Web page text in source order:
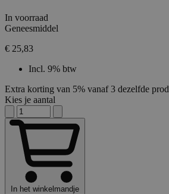
In voorraad
Geneesmiddel
€ 25,83
Incl. 9% btw
Extra korting van 5% vanaf 3 dezelfde
Kies je aantal
In het winkelmandje